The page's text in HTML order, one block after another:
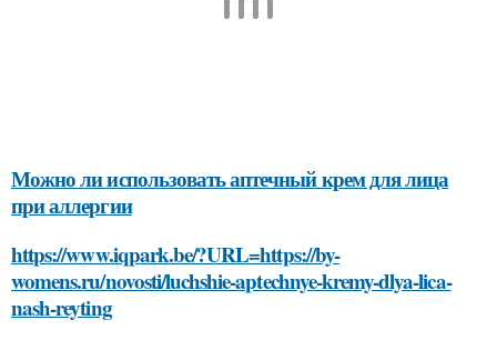
Можно ли использовать аптечный крем для лица
при аллергии
https://www.iqpark.be/?URL=https://by-
womens.ru/novosti/luchshie-aptechnye-kremy-dlya-lica-
nash-reyting